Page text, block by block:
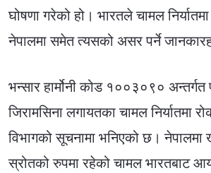
घोषणा गरेको हो। भारतले चामल
नेपालमा समेत त्यसको असर पर्ने
भन्सार हार्मोनी कोड १००३०९० अन्तर्गत
जिरामसिना लगायतका चामल निर्यातमा
विभागको सूचनामा भनिएको छ। नेपालमा
स्रोतको रुपमा रहेको चामल भारतबाट